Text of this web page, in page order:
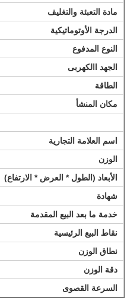
مادة التعبئة والتغليف
الدرجة الأوتوماتيكية
النوع المدفوع
الجهد االكهربى
الطاقة
مكان المنشأ
اسم العلامة التجارية
الوزن
الأبعاد (الطول * العرض * الارتفاع)
شهادة
خدمة ما بعد البيع المقدمة
نقاط البيع الرئيسية
نطاق الوزن
دقة الوزن
السرعة القصوى